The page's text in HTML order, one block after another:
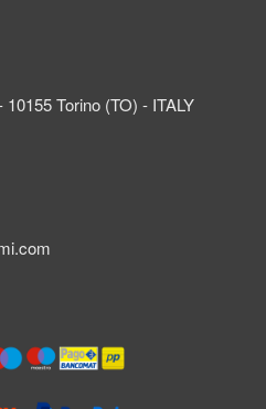
Torino (TO) - ITALY